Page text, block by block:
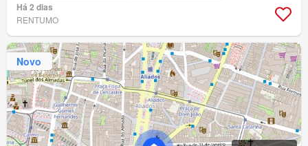
Há 2 dias
RENTUMO
Novo